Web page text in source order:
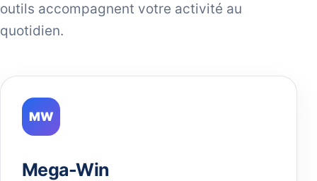
outils accompagnent votre activité au
quotidien.
MW
Mega-Win